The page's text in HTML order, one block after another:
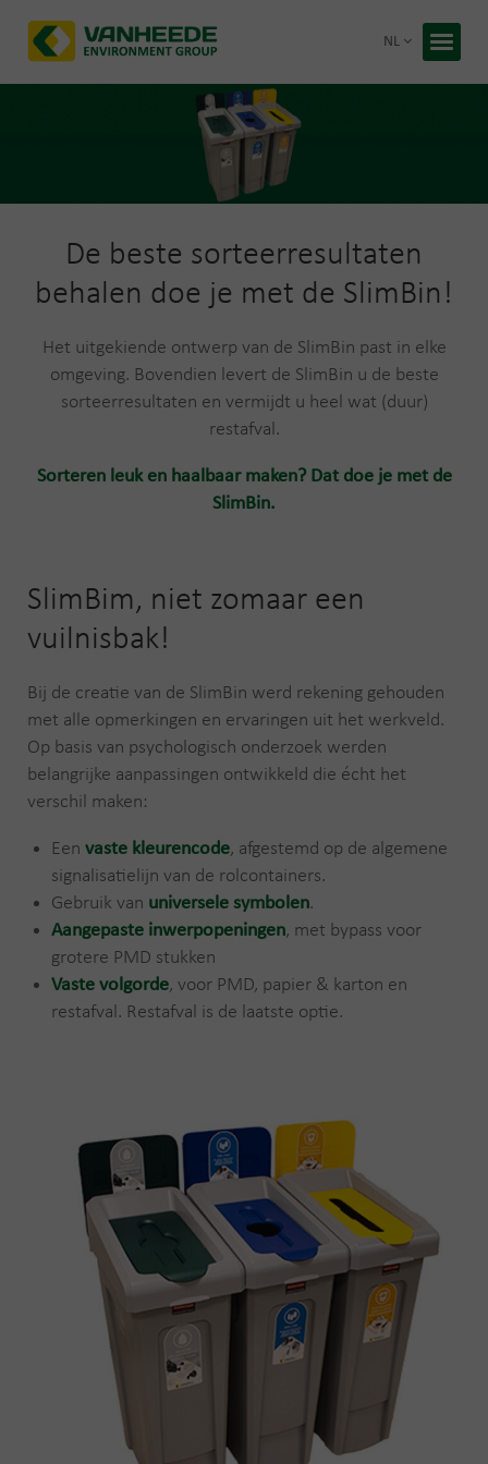
Premies
Terug
NL
De beste sorteerresultaten
behalen doe je met de SlimBin!
Het uitgekiende ontwerp van de SlimBin past in elke
omgeving. Bovendien levert de SlimBin u de beste
sorteerresultaten en vermijdt u heel wat (duur)
restafval.
Sorteren leuk en haalbaar maken? Dat doe je met de
SlimBin.
SlimBim, niet zomaar een
vuilnisbak!
Bij de creatie van de SlimBin werd rekening gehouden
met alle opmerkingen en ervaringen uit het werkveld.
Op basis van psychologisch onderzoek werden
belangrijke aanpassingen ontwikkeld die écht het
verschil maken:
Een vaste kleurencode, afgestemd op de algemene
signalisatielijn van de rolcontainers.
Gebruik van universele symbolen.
Aangepaste inwerpopeningen, met bypass voor
grotere PMD stukken
Vaste volgorde, voor PMD, papier & karton en
restafval. Restafval is de laatste optie.